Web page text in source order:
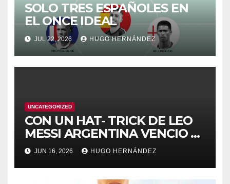
SOLO TRES ESPAÑOLES EN
EL ONCE IDEAL
JUL 22, 2026 HUGO HERNÁNDEZ
UNCATEGORIZED
CON UN HAT- TRICK DE LEO
MESSI ARGENTINA VENCIO A
ARGELIA
JUN 16, 2026 HUGO HERNÁNDEZ